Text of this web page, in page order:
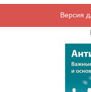
Версия